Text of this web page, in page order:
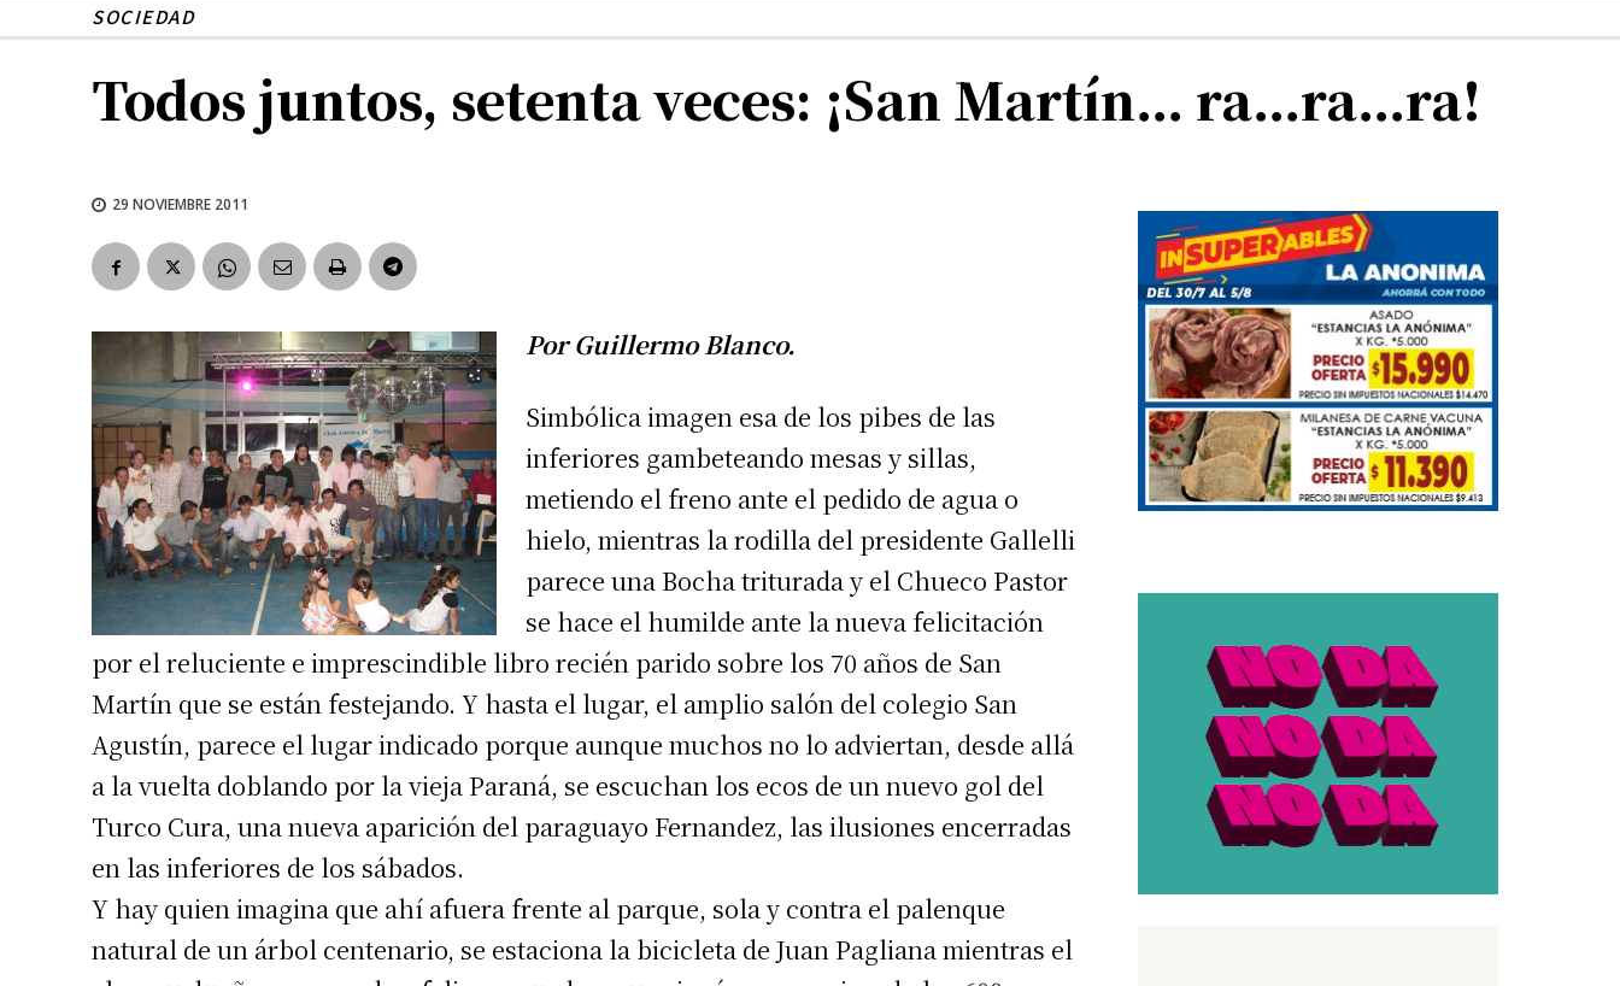
SOCIEDAD
Todos juntos, setenta veces: ¡San Martín… ra…ra…ra!
29 NOVIEMBRE 2011
Por Guillermo Blanco.
Simbólica imagen esa de los pibes de las
inferiores gambeteando mesas y sillas,
metiendo el freno ante el pedido de agua o
hielo, mientras la rodilla del presidente Gallelli
parece una Bocha triturada y el Chueco Pastor
se hace el humilde ante la nueva felicitación
por el reluciente e imprescindible libro recién parido sobre los 70 años de San
Martín que se están festejando. Y hasta el lugar, el amplio salón del colegio San
Agustín, parece el lugar indicado porque aunque muchos no lo adviertan, desde allá
a la vuelta doblando por la vieja Paraná, se escuchan los ecos de un nuevo gol del
Turco Cura, una nueva aparición del paraguayo Fernandez, las ilusiones encerradas
en las inferiores de los sábados.
Y hay quien imagina que ahí afuera frente al parque, sola y contra el palenque
natural de un árbol centenario, se estaciona la bicicleta de Juan Pagliana mientras el